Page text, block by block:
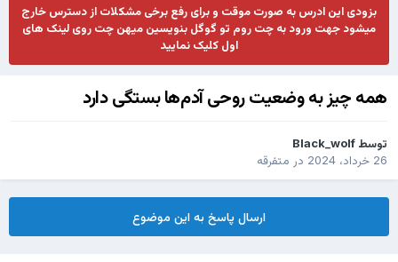
بزودی این ادرس به صورت موقت و برای رفع برخی مشکلات از دسترس خارج
میشود جهت ورود به چت روم تو گوگل بنویسین میهن چت روی لینک های
اول کلیک نمایید
همه چیز به وضعیت روحی آدم‌ها بستگی دارد
توسط Black_wolf
26 خرداد، 2024
در متفرقه
ارسال پاسخ به این موضوع